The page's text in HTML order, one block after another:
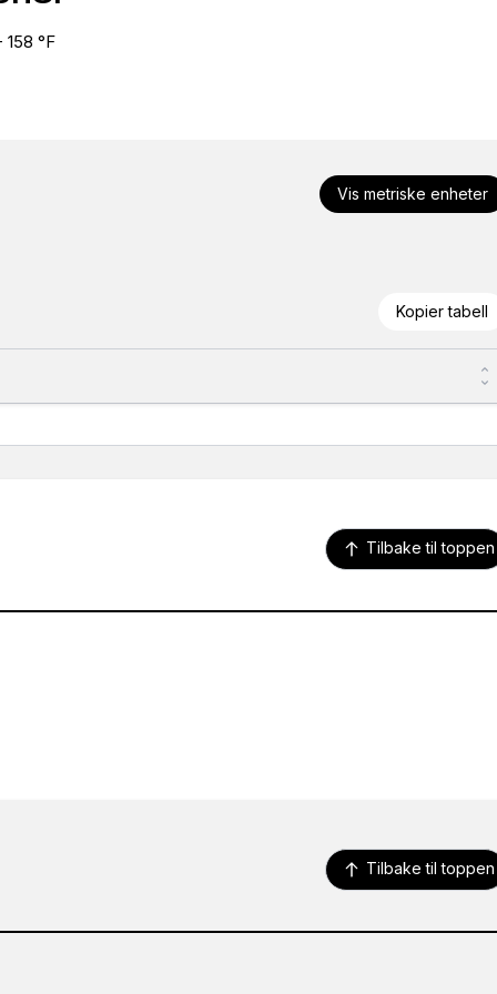
°F
Vis metriske enheter
Kopier tabell
Tilbake til toppen
Tilbake til toppen